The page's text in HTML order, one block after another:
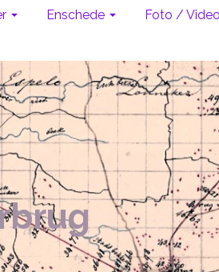
Enschede
Foto /